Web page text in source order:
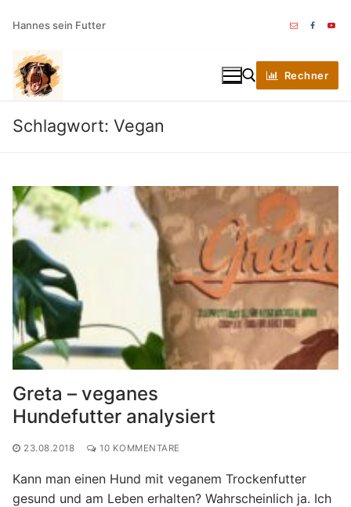
Inhalt
springen
Hannes sein Futter
Rechner
Schlagwort: Vegan
Greta – veganes
Hundefutter analysiert
23.08.2018 10 KOMMENTARE
Kann man einen Hund mit veganem Trockenfutter
gesund und am Leben erhalten? Wahrscheinlich ja. Ich